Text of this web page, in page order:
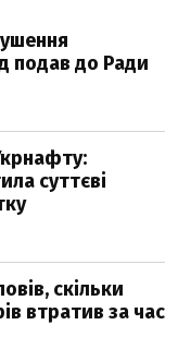
подав до Ради
суттєві
скільки
втратив за час